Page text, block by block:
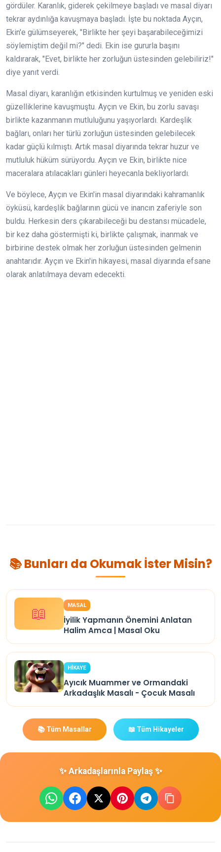
gördüler. Karanlık, giderek çekilmeye başladı ve masal diyarı
tekrar aydınlığa kavuşmaya başladı. İşte bu noktada Ayçın,
Ekin'e gülümseyerek, "Birlikte her şeyi başarabileceğimizi
söylemiştim değil mi?" dedi. Ekin ise gururla başını
kaldırarak, "Evet, birlikte her zorluğun üstesinden gelebiliriz!"
diye yanıt verdi.
Masal diyarı, karanlığın etkisinden kurtulmuş ve yeniden eski
güzelliklerine kavuşmuştu. Ayçın ve Ekin, bu zorlu savaşı
birlikte kazanmanın mutluluğunu yaşıyorlardı. Kardeşlik
bağları, onları her türlü zorluğun üstesinden gelebilecek
kadar güçlü kılmıştı. Artık masal diyarında tekrar huzur ve
mutluluk hüküm sürüyordu. Ayçın ve Ekin, birlikte nice
maceralara atılacakları günleri heyecanla bekliyorlardı.
Ve böylece, Ayçın ve Ekin'in masal diyarındaki kahramanlık
öyküsü, kardeşlik bağlarının gücü ve inancın zaferiyle son
buldu. Herkesin ders çıkarabileceği bu destansı mücadele,
bir kez daha göstermişti ki, birlikte çalışmak, inanmak ve
birbirine destek olmak her zorluğun üstesinden gelmenin
anahtarıdır. Ayçın ve Ekin'in hikayesi, masal diyarında efsane
olarak anlatılmaya devam edecekti.
📚 Bunları da Okumak İster Misin?
📖 MASAL
İyilik Yapmanın Önemini Anlatan
Halim Amca | Masal Oku
HİKAYE
Ayıcık Muammer ve Ormandaki
Arkadaşlık Masalı - Çocuk Masalı
📚 Tüm Masallar 📖 Tüm Hikayeler
✨ Arkadaşlarınla Paylaş ✨